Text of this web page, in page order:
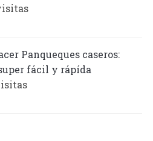
Panqueques caseros:
fácil y rápída